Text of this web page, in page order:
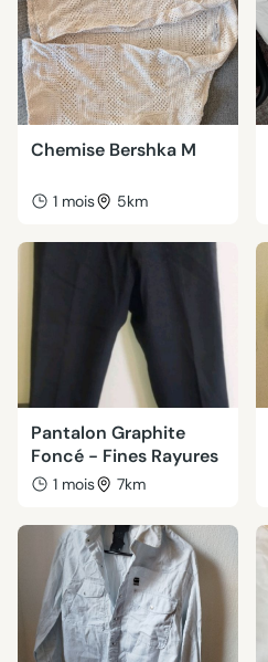
Chemise Bershka M
1 mois 5km
Pantalon Graphite
Foncé - Fines Rayures
1 mois 7km